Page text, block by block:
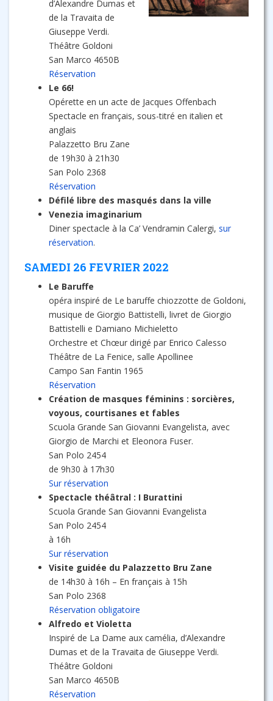
d’Alexandre Dumas et
de la Travaita de
Giuseppe Verdi.
Théâtre Goldoni
San Marco 4650B
Réservation
Le 66!
Opérette en un acte de Jacques Offenbach
Spectacle en français, sous-titré en italien et
anglais
Palazzetto Bru Zane
de 19h30 à 21h30
San Polo 2368
Réservation
Défilé libre des masqués dans la ville
Venezia imaginarium
Diner spectacle à la Ca’ Vendramin Calergi, sur
réservation.
SAMEDI 26 FEVRIER 2022
Le Baruffe
opéra inspiré de Le baruffe chiozzotte de Goldoni,
musique de Giorgio Battistelli, livret de Giorgio
Battistelli e Damiano Michieletto
Orchestre et Chœur dirigé par Enrico Calesso
Théâtre de La Fenice, salle Apollinee
Campo San Fantin 1965
Réservation
Création de masques féminins : sorcières,
voyous, courtisanes et fables
Scuola Grande San Giovanni Evangelista, avec
Giorgio de Marchi et Eleonora Fuser.
San Polo 2454
de 9h30 à 17h30
Sur réservation
Spectacle théâtral : I Burattini
Scuola Grande San Giovanni Evangelista
San Polo 2454
à 16h
Sur réservation
Visite guidée du Palazzetto Bru Zane
de 14h30 à 16h – En français à 15h
San Polo 2368
Réservation obligatoire
Alfredo et Violetta
Inspiré de La Dame aux camélia, d’Alexandre
Dumas et de la Travaita de Giuseppe Verdi.
Théâtre Goldoni
San Marco 4650B
Réservation